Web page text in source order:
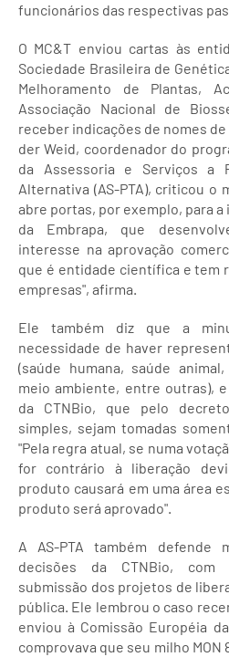
funcionários das respectivas
O MC&T enviou cartas às
Sociedade Brasileira de
Melhoramento de Plantas,
Associação Nacional de
receber indicações de nomes
der Weid, coordenador do
da Assessoria e Serviços a
Alternativa (AS-PTA), criticou o
abre portas, por exemplo, para
da Embrapa, que
interesse na aprovação
que é entidade científica e tem
empresas", afirma.
Ele também diz que a
necessidade de haver
(saúde humana, saúde
meio ambiente, entre outras),
da CTNBio, que pelo
simples, sejam tomadas
"Pela regra atual, se numa
for contrário à liberação
produto causará em uma área
produto será aprovado".
A AS-PTA também defende
decisões da CTNBio, com
submissão dos projetos de
pública. Ele lembrou o caso
enviou à Comissão Européia
comprovava que seu milho MON